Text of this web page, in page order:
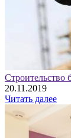
Строительство
20.11.2019
Читать далее